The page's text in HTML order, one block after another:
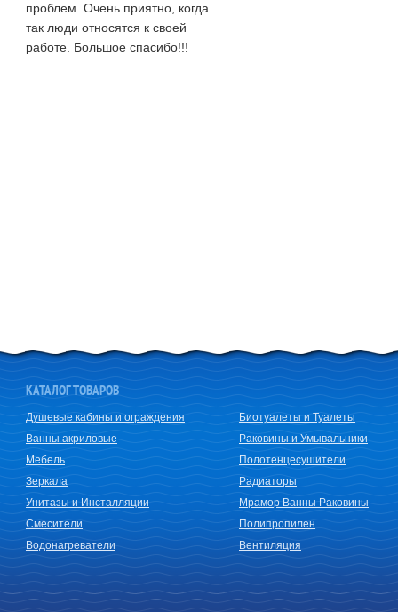
проблем. Очень приятно, когда
так люди относятся к своей
работе. Большое спасибо!!!
КАТАЛОГ ТОВАРОВ
Душевые кабины и ограждения
Ванны акриловые
Мебель
Зеркала
Унитазы и Инсталляции
Смесители
Водонагреватели
Биотуалеты и Туалеты
Раковины и Умывальники
Полотенцесушители
Радиаторы
Мрамор Ванны Раковины
Полипропилен
Вентиляция